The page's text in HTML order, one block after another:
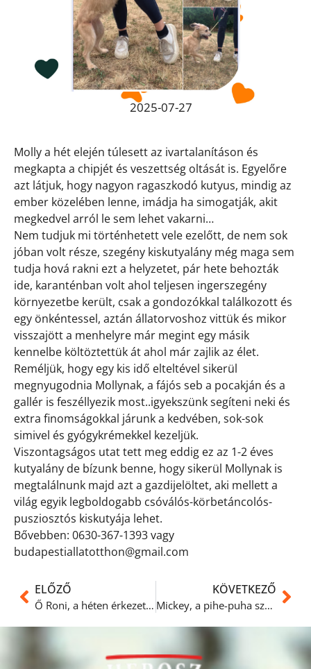
2025-07-27
Molly a hét elején túlesett az ivartalanításon és
megkapta a chipjét és veszettség oltását is. Egyelőre
azt látjuk, hogy nagyon ragaszkodó kutyus, mindig az
ember közelében lenne, imádja ha simogatják, akit
megkedvel arról le sem lehet vakarni…
Nem tudjuk mi történhetett vele ezelőtt, de nem sok
jóban volt része, szegény kiskutyalány még maga sem
tudja hová rakni ezt a helyzetet, pár hete behozták
ide, karanténban volt ahol teljesen ingerszegény
környezetbe került, csak a gondozókkal találkozott és
egy önkéntessel, aztán állatorvoshoz vittük és mikor
visszajött a menhelyre már megint egy másik
kennelbe költöztettük át ahol már zajlik az élet.
Reméljük, hogy egy kis idő elteltével sikerül
megnyugodnia Mollynak, a fájós seb a pocakján és a
gallér is feszéllyezik most..igyekszünk segíteni neki és
extra finomságokkal járunk a kedvében, sok-sok
simivel és gyógykrémekkel kezeljük.
Viszontagságos utat tett meg eddig ez az 1-2 éves
kutyalány de bízunk benne, hogy sikerül Mollynak is
megtalálnunk majd azt a gazdijelöltet, aki mellett a
világ egyik legboldogabb csóválós-körbetáncolós-
pusziosztós kiskutyája lehet.
Bővebben: 0630-367-1393 vagy
budapestiallatotthon@gmail.com
ELŐZŐ
Ő Roni, a héten érkezett Nógrádból
KÖVETKEZŐ
Mickey, a pihe-puha szépséges legényke